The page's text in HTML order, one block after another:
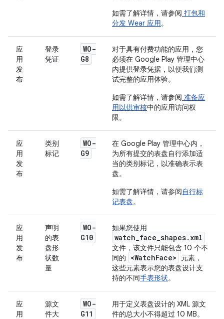
如需了解详情，请参阅 打包和
分发 Wear 应用。
应
用
发
布
登录
凭证
WO-
G8
对于具有付费功能的应用，您
必须在 Google Play 管理中心
内提供登录凭据，以便我们测
试完整的应用体验。
如需了解详情，请参阅 准备应
用以供审核中的应用访问权
限。
应
用
发
布
类别
标记
WO-
G9
在 Google Play 管理中心内，
为所有提交的表盘自行添加适
当的类别标记，以准确表示表
盘。
如需了解详情，请参阅自行标
记表盘。
应
用
发
布
声明
的表
盘形
状数
量
WO-
G10
如果您使用
watch_face_shapes.xml
文件，该文件只能包含 10 个不
同的
<WatchFace>
元素，
这些元素表示您的表盘设计支
持的不同手表形状。
应
用
源文
件大
WO-
G11
用于定义表盘设计的 XML 源文
件的总大小不得超过 10 MB。